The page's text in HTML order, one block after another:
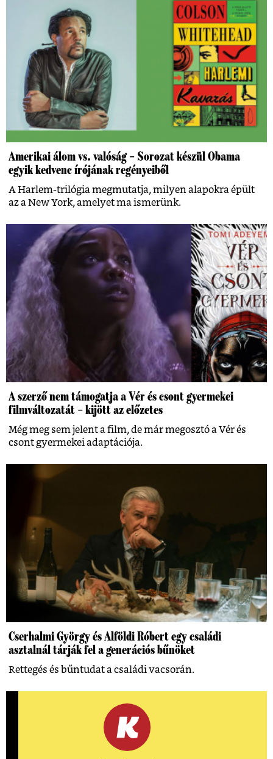
Amerikai álom vs. valóság – Sorozat készül Obama
egyik kedvenc írójának regényeiből
A Harlem-trilógia megmutatja, milyen alapokra épült
az a New York, amelyet ma ismerünk.
A szerző nem támogatja a Vér és csont gyermekei
filmváltozatát – kijött az előzetes
Még meg sem jelent a film, de már megosztó a Vér és
csont gyermekei adaptációja.
Cserhalmi György és Alföldi Róbert egy családi
asztalnál tárják fel a generációs bűnöket
Rettegés és bűntudat a családi vacsorán.